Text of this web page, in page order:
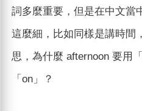
詞多麼重要，但是在中文當
這麼細，比如同樣是講時間
思，為什麼 afternoon 要用
「on」？